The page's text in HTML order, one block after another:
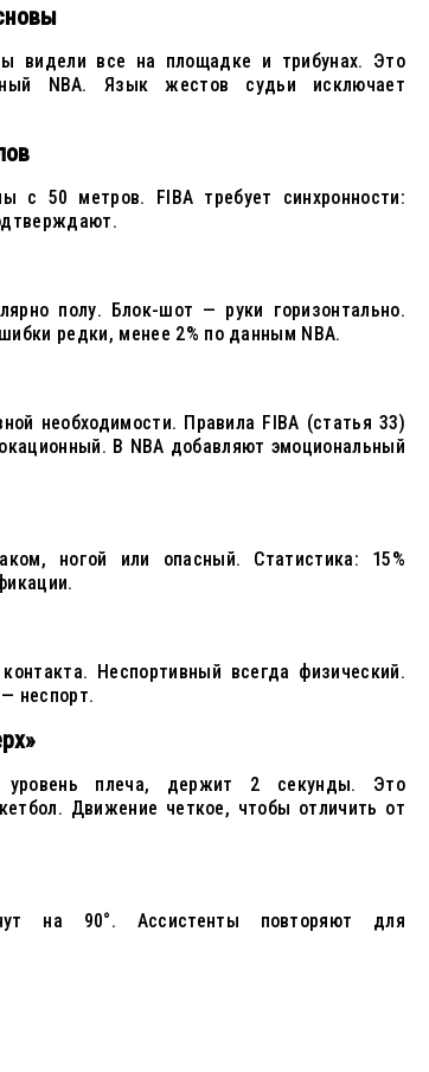
видели все на площадке и трибунах. Это
NBA. Язык жестов судьи исключает
50 метров. FIBA требует синхронности:
полу. Блок-шот — руки горизонтально.
редки, менее 2% по данным NBA.
необходимости. Правила FIBA (статья 33)
В NBA добавляют эмоциональный
ногой или опасный. Статистика: 15%
Неспортивный всегда физический.
неспорт.
плеча, держит 2 секунды. Это
Движение четкое, чтобы отличить от
на 90°. Ассистенты повторяют для